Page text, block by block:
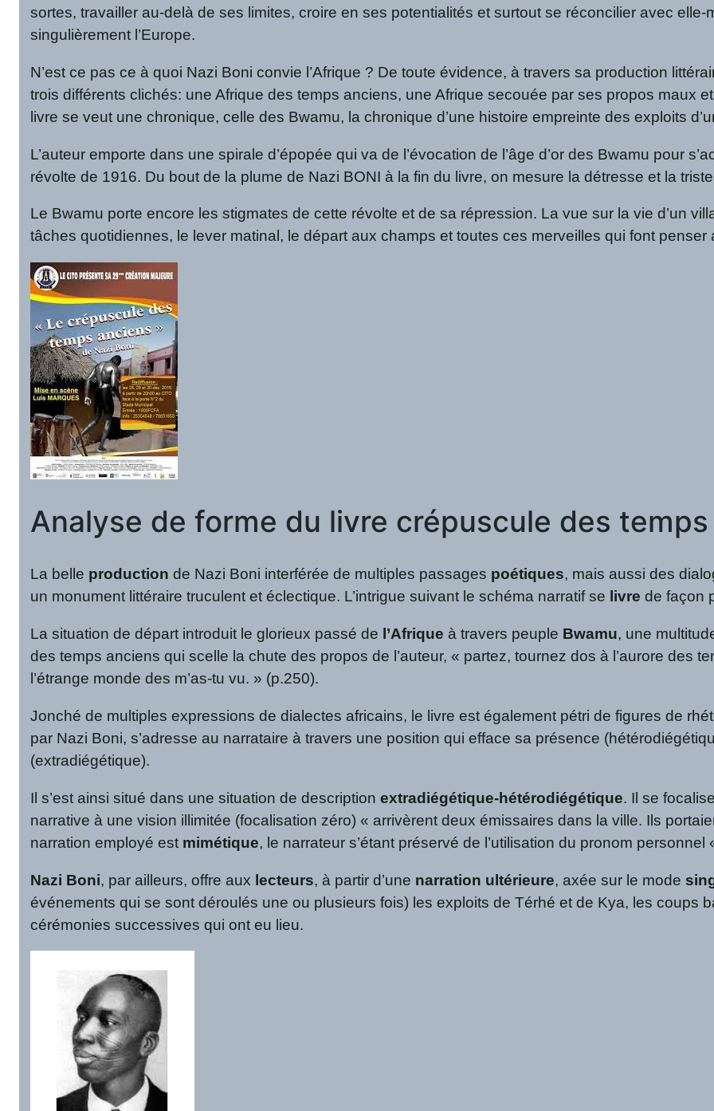
sortes, travailler au-delà de ses limites, croire en ses potentialités et surtout se réconcilier avec
singulièrement l’Europe.
N’est ce pas ce à quoi Nazi Boni convie l’Afrique ? De toute évidence, à travers sa production
trois différents clichés: une Afrique des temps anciens, une Afrique secouée par ses propos maux
livre se veut une chronique, celle des Bwamu, la chronique d’une histoire empreinte des exploits
L’auteur emporte dans une spirale d’épopée qui va de l’évocation de l’âge d’or des Bwamu pour
révolte de 1916. Du bout de la plume de Nazi BONI à la fin du livre, on mesure la détresse et la
Le Bwamu porte encore les stigmates de cette révolte et de sa répression. La vue sur la vie d’un
tâches quotidiennes, le lever matinal, le départ aux champs et toutes ces merveilles qui font penser
Analyse de forme du livre crépuscule des
La belle productionde Nazi Boni interférée de multiples passages poétiques, mais aussi des
un monument littéraire truculent et éclectique. L’intrigue suivant le schéma narratif se livrede façon
La situation de départ introduit le glorieux passé de l’Afrique à travers peuple Bwamu, une
des temps anciens qui scelle la chute des propos de l’auteur, « partez, tournez dos à l’aurore des
l’étrange monde des m’as-tu vu. » (p.250).
Jonché de multiples expressions de dialectes africains, le livre est également pétri de figures de
par Nazi Boni, s’adresse au narrataire à travers une position qui efface sa présence
(extradiégétique).
Il s’est ainsi situé dans une situation de descriptionextradiégétique-hétérodiégétique. Il se
narrative à une vision illimitée (focalisation zéro) « arrivèrent deux émissaires dans la ville. Ils
narration employé est mimétique, le narrateur s’étant préservé de l’utilisation du pronom
Nazi Boni, par ailleurs, offre aux lecteurs, à partir d’une narration ultérieure, axée sur le mode
événements qui se sont déroulés une ou plusieurs fois) les exploits de Térhé et de Kya, les coups
cérémonies successives qui ont eu lieu.